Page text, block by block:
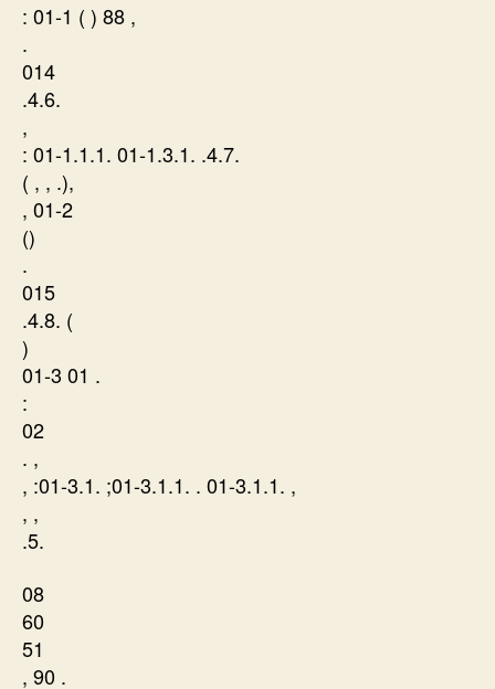
: 01-1 ( ) 88 ,
.
014
.4.6.
,
: 01-1.1.1. 01-1.3.1. .4.7.
( , , .),
, 01-2
()
.
015
.4.8. (
)
01-3 01 .
:
02
. ,
, :01-3.1. ;01-3.1.1. . 01-3.1.1. ,
, ,
.5.
08
60
51
, 90 .